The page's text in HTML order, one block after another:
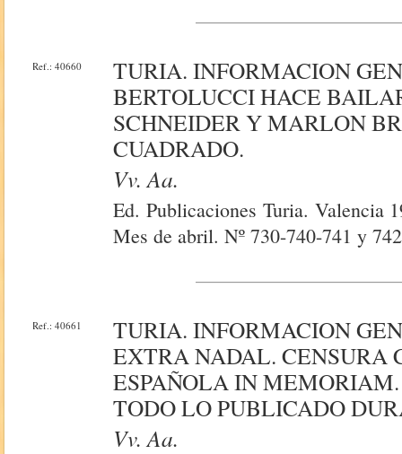
Ref.: 40660
TURIA. INFORMACION
BERTOLUCCI HACE
SCHNEIDER Y MARLON
CUADRADO.
Vv. Aa.
Ed. Publicaciones Turia. Valencia
Mes de abril. Nº 730-740-741 y
Ref.: 40661
TURIA. INFORMACION
EXTRA NADAL. CENSURA
ESPAÑOLA IN
TODO LO PUBLICADO
Vv. Aa.